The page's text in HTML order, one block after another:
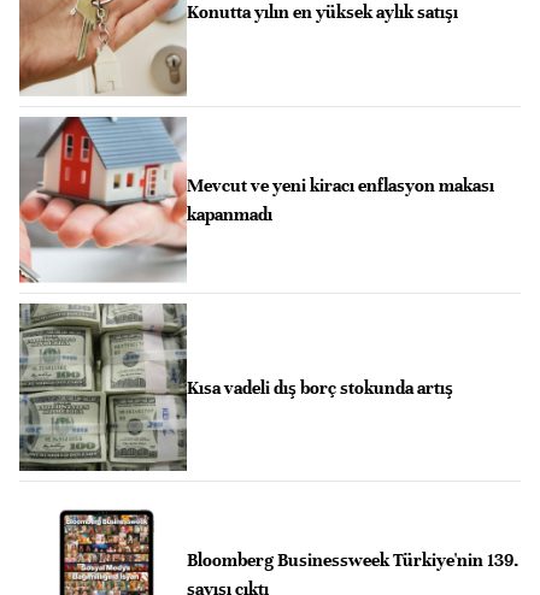
Konutta yılın en yüksek aylık satışı
Mevcut ve yeni kiracı enflasyon makası
kapanmadı
Kısa vadeli dış borç stokunda artış
Bloomberg Businessweek Türkiye'nin 139.
sayısı çıktı